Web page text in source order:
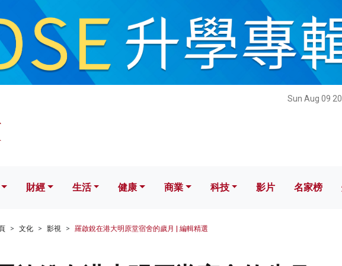
Sun Aug 09
經 生活 健康 科技 影片 名家榜
財經 生活 健康 商業 科技 影片 名家榜
文化 影視 羅啟銳在港大明原堂宿舍的歲月 | 編輯精選